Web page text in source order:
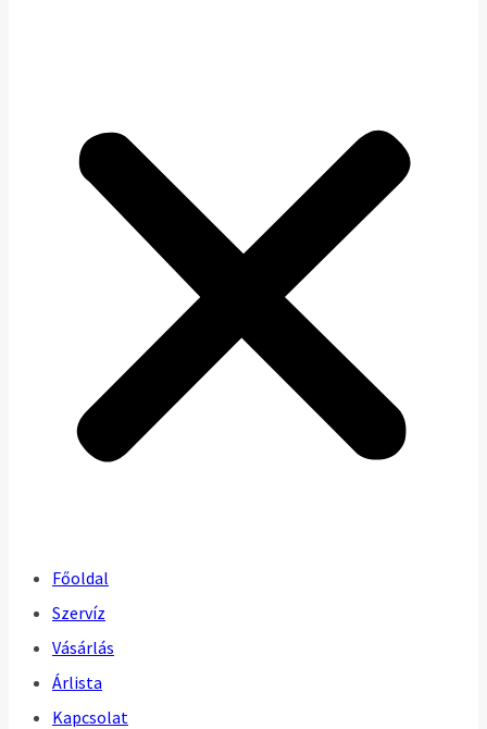
Főoldal
Szervíz
Vásárlás
Árlista
Kapcsolat